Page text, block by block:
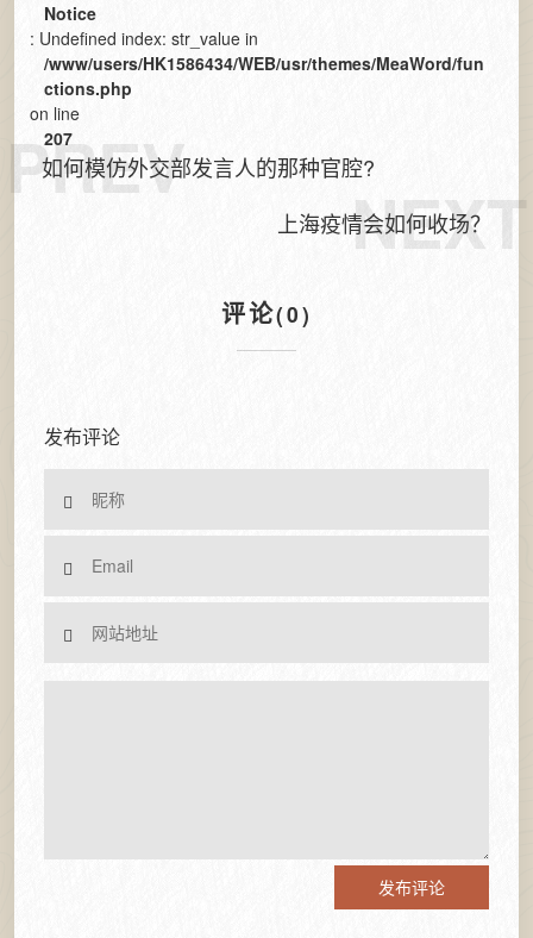
Notice
: Undefined index: str_value in
/www/users/HK1586434/WEB/usr/themes/MeaWord/fun
ctions.php
on line
207
PREV
如何模仿外交部发言人的那种官腔?
NEXT
上海疫情会如何收场？
评论(0)
发布评论
发布评论